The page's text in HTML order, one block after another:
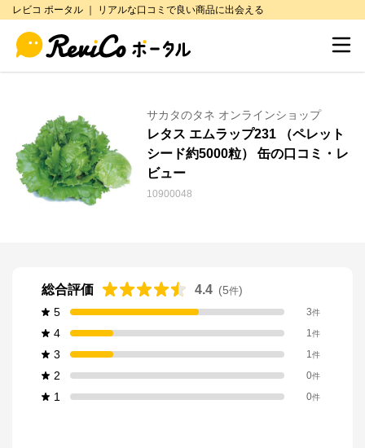
レビコ ポータル ｜ リアルな口コミで良い商品に出会える
サカタのタネ オンラインショップ
レタス エムラップ231 （ペレット
シード約5000粒） 缶の口コミ・レ
ビュー
10900048
総合評価 4.4 (5件)
5
3件
4 1件
3 1件
2 0件
1 0件